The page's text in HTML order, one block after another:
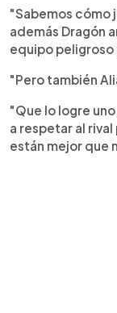
"Sabemos cómo
además Dragón
equipo
"Pero también
"Que lo logre
a respetar al
están mejor que